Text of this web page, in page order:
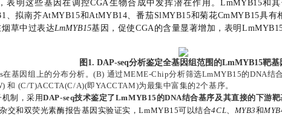
表明这些基因在调控CGA生物合成中发挥潜在作用。LmMYB15和
、拟南芥AtMYB15和AtMYB14、番茄SlMYB15和菊花CmMYB15具
草中过表达LmMYB15基因，促使CGA的含量显著增加，表明
图1. DAP-seq分析鉴定全基因组范围的LmMYB15靶基
在基因组上的分布分析。(B) 通过MEME-Chip分析筛选LmMYB15的DNA结
和 (C/T)ACCTA(C/A)(即YACCTAM)为最集中富集的2个基序。
制，采用DAP-seq技术鉴定了LmMYB15的DNA结合基序及其直接的下游
交和双荧光素酶报告基因实验证实，LmMYB15可以结合4CL、 MYB3和